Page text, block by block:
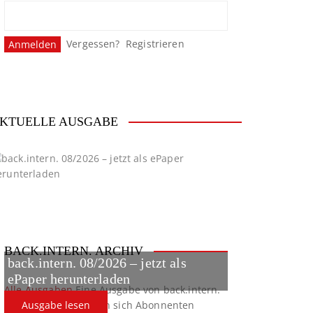
Vergessen? Registrieren
AUSGABE
back.intern. 08/2026 – jetzt als
ePaper herunterladen
Ausgabe lesen
BACK.INTERN. ARCHIV
Alle AusgabenEine Ausgabe von back.intern.
verpasst? Hier können sich Abonnenten